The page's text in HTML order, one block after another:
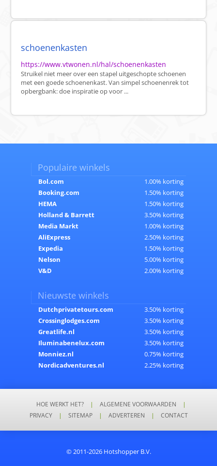
schoenenkasten
https://www.vtwonen.nl/hal/schoenenkasten
Struikel niet meer over een stapel uitgeschopte schoenen
met een goede schoenenkast. Van simpel schoenenrek tot
opbergbank: doe inspiratie op voor ...
Populaire winkels
Bol.com
1.00% korting
Booking.com
1.50% korting
HEMA
1.50% korting
Holland & Barrett
3.50% korting
Media Markt
1.00% korting
AliExpress
2.50% korting
Expedia
1.50% korting
Nelson
5.00% korting
V&D
2.00% korting
Nieuwste winkels
Dutchprivatetours.com
3.50% korting
Crossinglodges.com
3.50% korting
Greatlife.nl
3.50% korting
Iluminabenelux.com
3.50% korting
Monniez.nl
0.75% korting
Nordicadventures.nl
2.25% korting
HOE WERKT HET? | ALGEMENE VOORWAARDEN
|
PRIVACY
| SITEMAP | ADVERTEREN | CONTACT
© 2011-2026 Hotshopper B.V.